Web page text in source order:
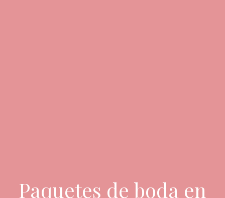
Paquetes de boda en